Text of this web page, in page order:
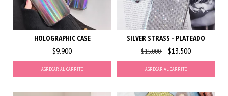
HOLOGRAPHIC CASE
$9.900
AGREGAR AL CARRITO
SILVER STRASS - PLATEADO
$15.000 $13.500
AGREGAR AL CARRITO